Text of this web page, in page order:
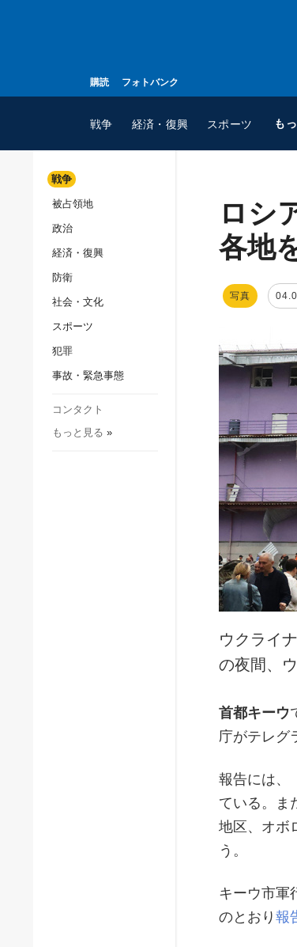
購読 フォトバンク
戦争 経済・復興 スポーツ も
スポーツ
戦争
被占領地
政治
経済・復興
防衛
社会・文化
スポーツ
犯罪
事故・緊急事態
コンタクト
もっと見る »
ロシ
各地
写真
ウクライ
の夜間、
首都キーウ
庁がテレグ
報告には、
ている。ま
地区、オボ
う。
キーウ市軍
のとおり 報